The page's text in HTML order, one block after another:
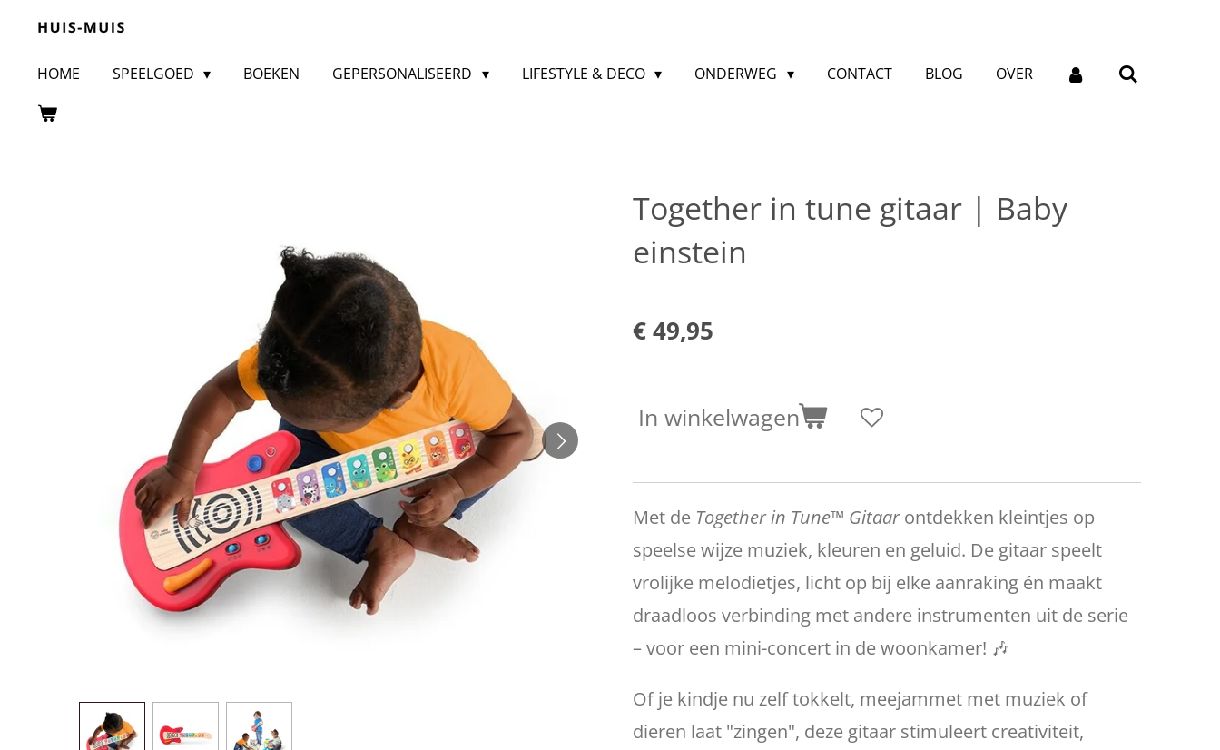
HOME SPEELGOED BOEKEN GEPERSONALISEERD LIFESTYLE & DECO ONDERWEG CONTACT BLOG OVER
Together in tune gitaar | Baby
einstein
€ 49,95
In winkelwagen
Met de Together in Tune™ Gitaarontdekken kleintjes op
speelse wijze muziek, kleuren en geluid. De gitaar speelt
vrolijke melodietjes, licht op bij elke aanraking én maakt
draadloos verbinding met andere instrumenten uit de serie
– voor een mini-concert in de woonkamer! 🎶
Of je kindje nu zelf tokkelt, meejammet met muziek of
dieren laat "zingen", deze gitaar stimuleert creativiteit,